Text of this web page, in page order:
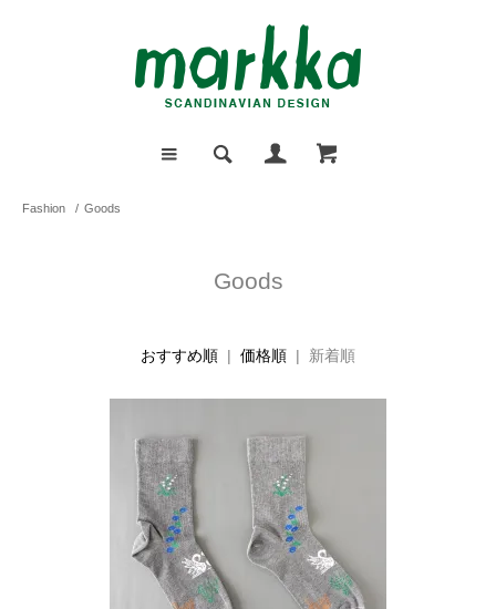
Fashion / Goods
Goods
おすすめ順 | 価格順 | 新着順